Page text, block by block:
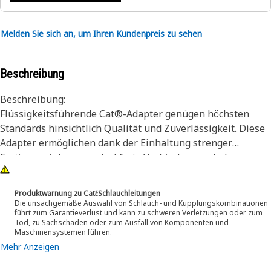
Melden Sie sich an, um Ihren Kundenpreis zu sehen
Beschreibung
Beschreibung:
Flüssigkeitsführende Cat®-Adapter genügen höchsten
Standards hinsichtlich Qualität und Zuverlässigkeit. Diese
Adapter ermöglichen dank der Einhaltung strenger
Fertigungstoleranzen leckfreie Verbindungen. Jeder
flüssigkeitsführende Cat-Adapter entspricht den
Industrienormen für Betriebsdruck, Drehmoment der
Anwendung und Korrosionsschutz oder übertrifft diese. So
gewährleisten diese Adapter eine lange Lebensdauer und
die ordnungsgemäße Maschinenfunktion.
Produktwarnung zu CatέSchlauchleitungen
Die unsachgemäße Auswahl von Schlauch- und Kupplungskombinationen
führt zum Garantieverlust und kann zu schweren Verletzungen oder zum
Tod, zu Sachschäden oder zum Ausfall von Komponenten und
Maschinensystemen führen.
Mehr Anzeigen